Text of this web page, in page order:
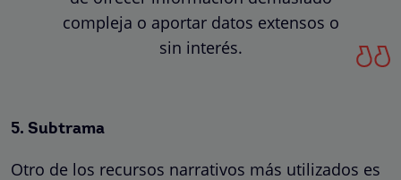
compleja o aportar datos extensos o
sin interés.
5. Subtrama
Otro de los recursos narrativos más utilizados es